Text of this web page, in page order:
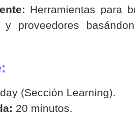
Herramientas para
y proveedores
(Sección Learning).
20 minutos.